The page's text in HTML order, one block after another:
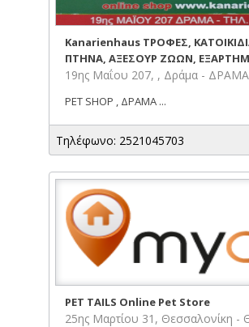
Kanarienhaus ΤΡΟΦΕΣ,
ΠΤΗΝΑ, ΑΞΕΣΟΥΡ ΖΩΩΝ,
19ης Μαΐου 207, , Δράμα -
PET SHOP , ΔΡΑΜΑ ...
Τηλέφωνο: 2521045703
PET TAILS Online Pet Store
25ης Μαρτίου 31, Θεσσαλονίκη